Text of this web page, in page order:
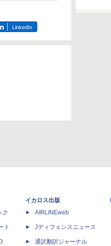
LinkedIn
ク
ト
イカロス出版
AIRLINEweb
Jディフェンスニュース
通訳翻訳ジャーナル